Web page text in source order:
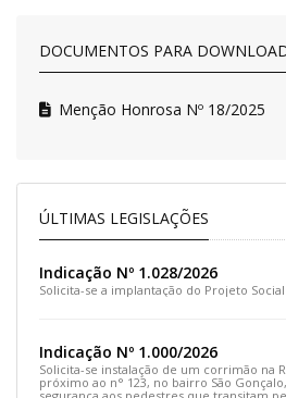
DOCUMENTOS PARA
Menção Honrosa Nº 18/2025
ÚLTIMAS LEGISLAÇÕES
Indicação Nº 1.028/2026
Solicita-se a implantação do Projeto Social
Indicação Nº 1.000/2026
Solicita-se instalação de um corrimão na
próximo ao n° 123, no bairro São